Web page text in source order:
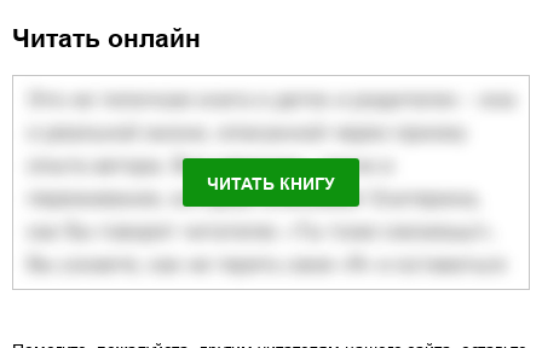
Читать онлайн
ЧИТАТЬ КНИГУ